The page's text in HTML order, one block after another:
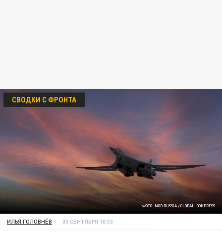
ФОТО: MOD RUSSIA / GLOBALLOOKPRESS
СВОДКИ С ФРОНТА
ИЛЬЯ ГОЛОВНЁВ 03 СЕНТЯБРЯ 10:53